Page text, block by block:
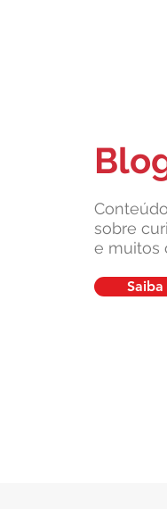
sobre
e muitos